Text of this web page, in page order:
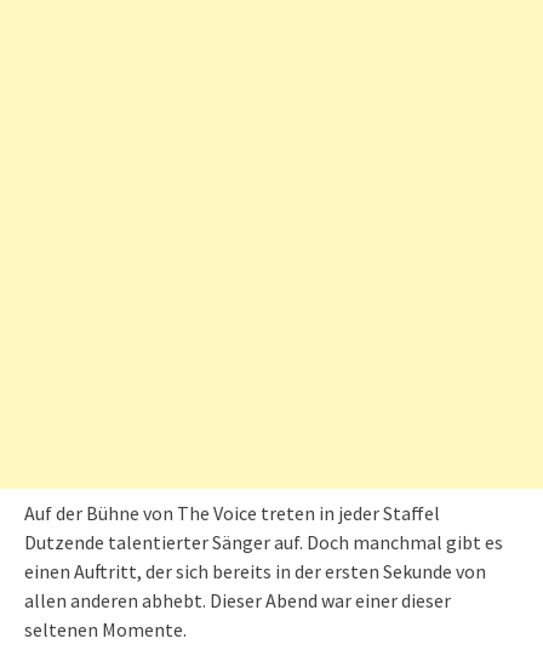
Auf der Bühne von The Voice treten in jeder Staffel
Dutzende talentierter Sänger auf. Doch manchmal gibt es
einen Auftritt, der sich bereits in der ersten Sekunde von
allen anderen abhebt. Dieser Abend war einer dieser
seltenen Momente.